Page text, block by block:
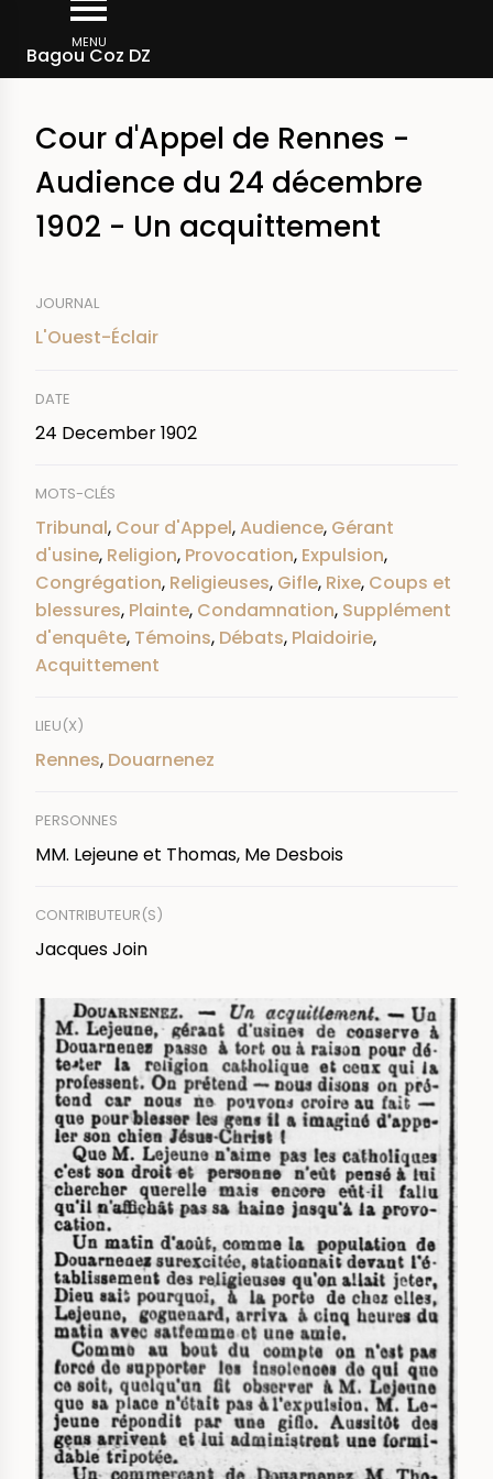
main
MENU
Bagou Coz DZ
Breadcrumb
Cour d'Appel de Rennes -
Audience du 24 décembre
1902 - Un acquittement
JOURNAL
L'Ouest-Éclair
DATE
24 December 1902
MOTS-CLÉS
Tribunal, Cour d'Appel,Audience, Gérant
d'usine, Religion, Provocation, Expulsion,
Congrégation, Religieuses, Gifle, Rixe, Coups et
blessures, Plainte, Condamnation, Supplément
d'enquête, Témoins, Débats, Plaidoirie,
Acquittement
LIEU(X)
Rennes, Douarnenez
PERSONNES
MM. Lejeune et Thomas, Me Desbois
CONTRIBUTEUR(S)
Jacques Join
IMAGE